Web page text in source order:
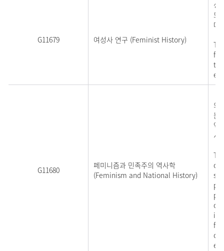
G11679 여성사 연구 (Feminist History)
성
드
다.
G11680
페미니즘과 민족주의 역사학
(Feminism and National History)
의
는
역
서
on
of